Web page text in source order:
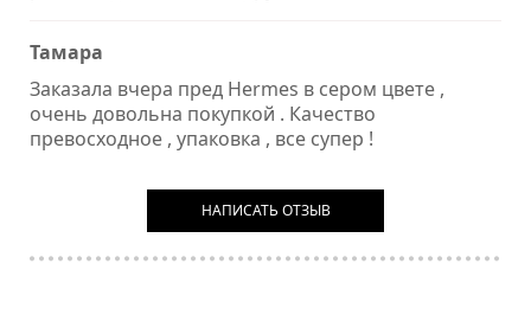
Тамара
Заказала вчера пред Hermes в сером цвете ,
очень довольна покупкой . Качество
превосходное , упаковка , все супер !
НАПИСАТЬ ОТЗЫВ